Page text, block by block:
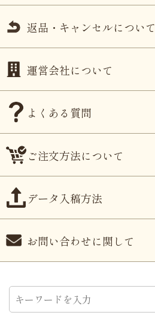
返品・キャンセルについて
運営会社について
よくある質問
ご注文方法について
データ入稿方法
お問い合わせに関して